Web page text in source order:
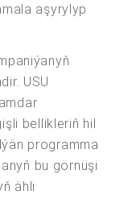
aşyrylyp
USU
bellikleriň hil
programma
bu görnüşi
ähli